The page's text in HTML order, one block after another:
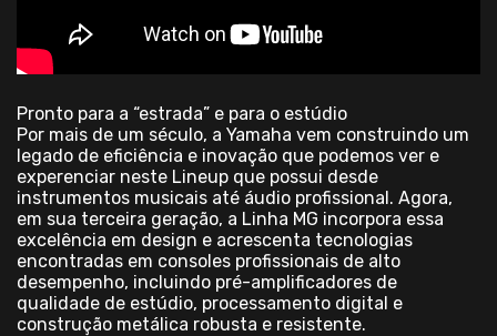
Pronto para a “estrada” e para o estúdio
Por mais de um século, a Yamaha vem construindo um
legado de eficiência e inovação que podemos ver e
experenciar neste Lineup que possui desde
instrumentos musicais até áudio profissional. Agora,
em sua terceira geração, a Linha MG incorpora essa
excelência em design e acrescenta tecnologias
encontradas em consoles profissionais de alto
desempenho, incluindo pré-amplificadores de
qualidade de estúdio, processamento digital e
construção metálica robusta e resistente.